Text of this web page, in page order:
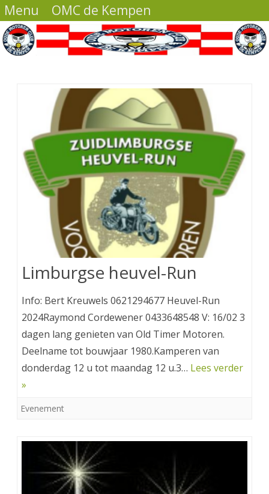
Menu OMC de Kempen
de
inhoud
Limburgse heuvel-Run
Info: Bert Kreuwels 0621294677 Heuvel-Run
2024Raymond Cordewener 0433648548 V: 16/02 3
dagen lang genieten van Old Timer Motoren.
Deelname tot bouwjaar 1980.Kamperen van
donderdag 12 u tot maandag 12 u.3… Lees verder
»
Evenement